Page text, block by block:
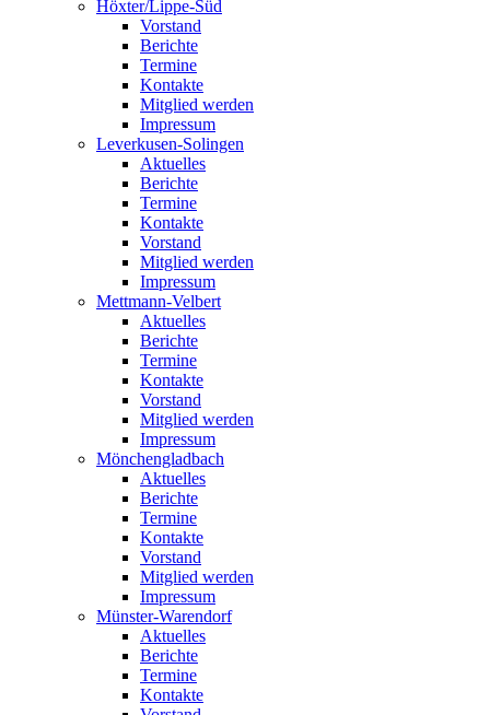
Höxter/Lippe-Süd
Vorstand
Berichte
Termine
Kontakte
Mitglied werden
Impressum
Leverkusen-Solingen
Aktuelles
Berichte
Termine
Kontakte
Vorstand
Mitglied werden
Impressum
Mettmann-Velbert
Aktuelles
Berichte
Termine
Kontakte
Vorstand
Mitglied werden
Impressum
Mönchengladbach
Aktuelles
Berichte
Termine
Kontakte
Vorstand
Mitglied werden
Impressum
Münster-Warendorf
Aktuelles
Berichte
Termine
Kontakte